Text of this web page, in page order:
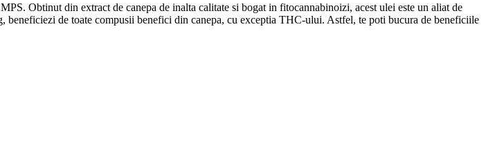
Obtinut din extract de canepa de inalta calitate si bogat in fitocannabinoizi, acest ulei este un aliat de
beneficiezi de toate compusii benefici din canepa, cu exceptia THC-ului. Astfel, te poti bucura de beneficiile